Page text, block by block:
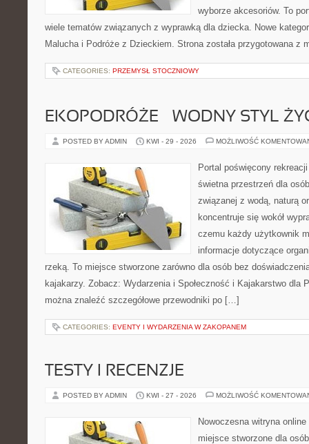
wyborze akcesoriów. To
wiele tematów związanych z wyprawką dla dziecka. Nowe
Malucha i Podróże z Dzieckiem. Strona została przygotowana z
CATEGORIES: PRZEMYSŁ STOCZNIOWY
EKOPODRÓŻE – WODNY STYL
POSTED BY ADMIN KWI - 29 - 2026 MOŻLIWOŚĆ
Portal poświęcony
świetna przestrzeń dla
związanej z wodą, naturą
koncentruje się wokół
czemu każdy użytkownik
informacje dotyczące
rzeką. To miejsce stworzone zarówno dla osób bez
kajakarzy. Zobacz: Wydarzenia i Społeczność i Kajakarstwo dla
można znaleźć szczegółowe przewodniki po […]
CATEGORIES: EVENTY I WYDARZENIA W ZAKOPANEM
TESTY I RECENZJE
POSTED BY ADMIN KWI - 27 - 2026 MOŻLIWOŚĆ
Nowoczesna witryna
miejsce stworzone dla